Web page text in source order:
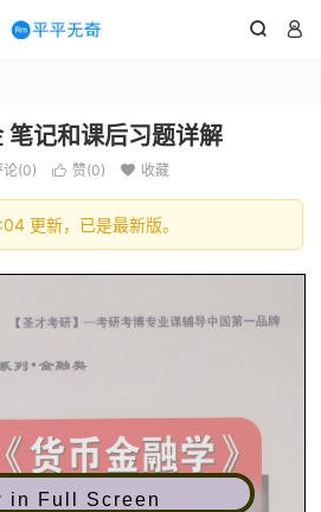
 
笔记和课后习题详解
论(0)  赞(0)  收藏
更新，已是最新版。
in Full Screen